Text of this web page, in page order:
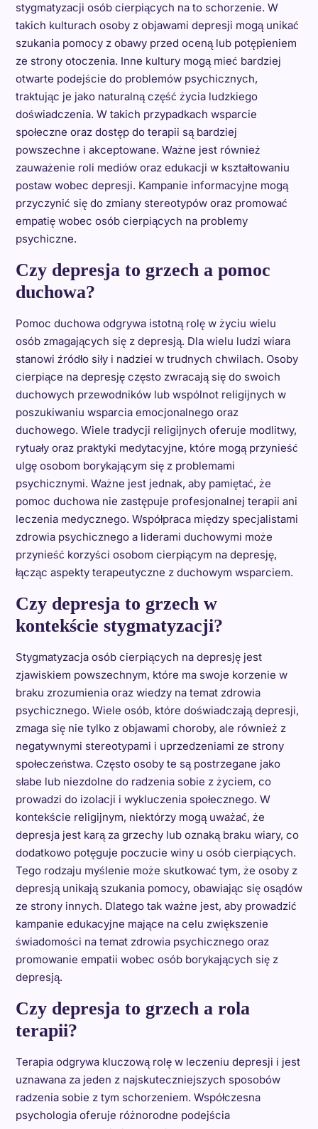
stygmatyzacji osób cierpiących na to schorzenie. W
takich kulturach osoby z objawami depresji mogą unikać
szukania pomocy z obawy przed oceną lub potępieniem
ze strony otoczenia. Inne kultury mogą mieć bardziej
otwarte podejście do problemów psychicznych,
traktując je jako naturalną część życia ludzkiego
doświadczenia. W takich przypadkach wsparcie
społeczne oraz dostęp do terapii są bardziej
powszechne i akceptowane. Ważne jest również
zauważenie roli mediów oraz edukacji w kształtowaniu
postaw wobec depresji. Kampanie informacyjne mogą
przyczynić się do zmiany stereotypów oraz promować
empatię wobec osób cierpiących na problemy
psychiczne.
Czy depresja to grzech a pomoc
duchowa?
Pomoc duchowa odgrywa istotną rolę w życiu wielu
osób zmagających się z depresją. Dla wielu ludzi wiara
stanowi źródło siły i nadziei w trudnych chwilach. Osoby
cierpiące na depresję często zwracają się do swoich
duchowych przewodników lub wspólnot religijnych w
poszukiwaniu wsparcia emocjonalnego oraz
duchowego. Wiele tradycji religijnych oferuje modlitwy,
rytuały oraz praktyki medytacyjne, które mogą przynieść
ulgę osobom borykającym się z problemami
psychicznymi. Ważne jest jednak, aby pamiętać, że
pomoc duchowa nie zastępuje profesjonalnej terapii ani
leczenia medycznego. Współpraca między specjalistami
zdrowia psychicznego a liderami duchowymi może
przynieść korzyści osobom cierpiącym na depresję,
łącząc aspekty terapeutyczne z duchowym wsparciem.
Czy depresja to grzech w
kontekście stygmatyzacji?
Stygmatyzacja osób cierpiących na depresję jest
zjawiskiem powszechnym, które ma swoje korzenie w
braku zrozumienia oraz wiedzy na temat zdrowia
psychicznego. Wiele osób, które doświadczają depresji,
zmaga się nie tylko z objawami choroby, ale również z
negatywnymi stereotypami i uprzedzeniami ze strony
społeczeństwa. Często osoby te są postrzegane jako
słabe lub niezdolne do radzenia sobie z życiem, co
prowadzi do izolacji i wykluczenia społecznego. W
kontekście religijnym, niektórzy mogą uważać, że
depresja jest karą za grzechy lub oznaką braku wiary, co
dodatkowo potęguje poczucie winy u osób cierpiących.
Tego rodzaju myślenie może skutkować tym, że osoby z
depresją unikają szukania pomocy, obawiając się osądów
ze strony innych. Dlatego tak ważne jest, aby prowadzić
kampanie edukacyjne mające na celu zwiększenie
świadomości na temat zdrowia psychicznego oraz
promowanie empatii wobec osób borykających się z
depresją.
Czy depresja to grzech a rola
terapii?
Terapia odgrywa kluczową rolę w leczeniu depresji i jest
uznawana za jeden z najskuteczniejszych sposobów
radzenia sobie z tym schorzeniem. Współczesna
psychologia oferuje różnorodne podejścia